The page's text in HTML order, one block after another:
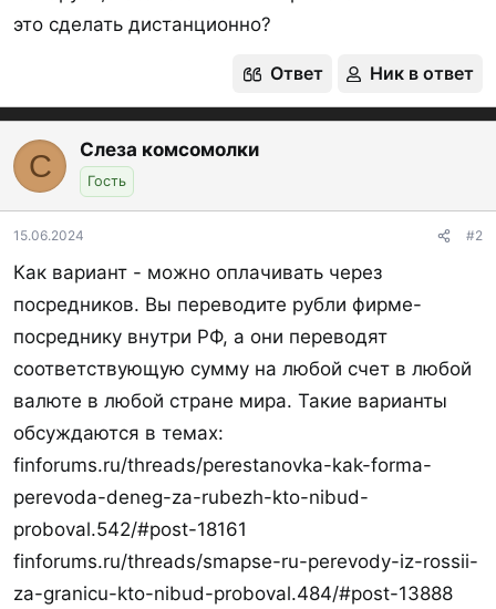
это сделать дистанционно?
Ответ Ник в ответ
С Слеза комсомолки
Гость
15.06.2024 #2
Как вариант - можно оплачивать через
посредников. Вы переводите рубли фирме-
посреднику внутри РФ, а они переводят
соответствующую сумму на любой счет в любой
валюте в любой стране мира. Такие варианты
обсуждаются в темах:
finforums.ru/threads/perestanovka-kak-forma-
perevoda-deneg-za-rubezh-kto-nibud-
proboval.542/#post-18161
finforums.ru/threads/smapse-ru-perevody-iz-rossii-
za-granicu-kto-nibud-proboval.484/#post-13888